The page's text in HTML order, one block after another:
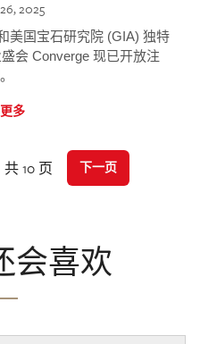
2025
美国宝石研究院 (GIA) 独特
会 Converge 现已开放注
多
10 页 下一页
会喜欢